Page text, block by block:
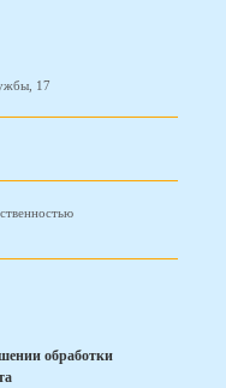
17
обработки